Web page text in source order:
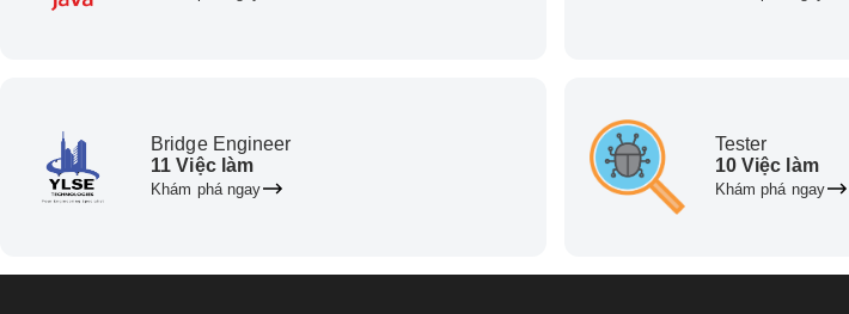
Bridge Engineer
11 Việc làm
Khám phá ngay
Tester
10 Việc làm
Khám phá ngay